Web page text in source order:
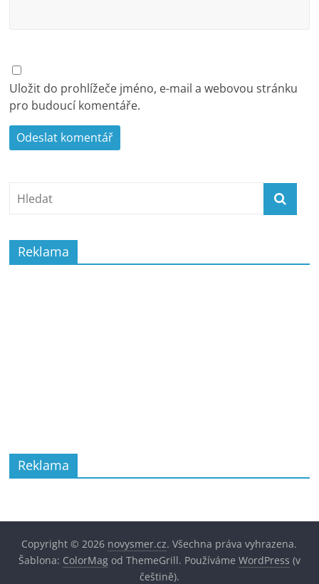
Uložit do prohlížeče jméno, e-mail a webovou stránku
pro budoucí komentáře.
Reklama
Reklama
Copyright © 2026 novysmer.cz. Všechna práva vyhrazena.
Šablona: ColorMagod ThemeGrill. Používáme WordPress (v
češtině).